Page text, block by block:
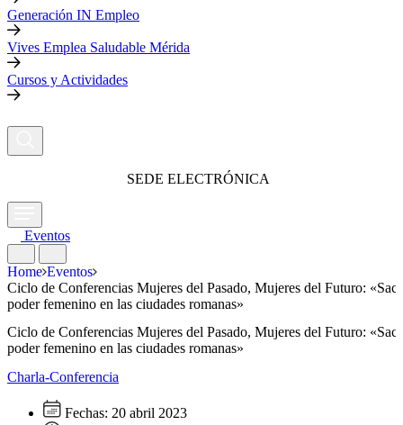
Generación IN Empleo
Vives Emplea Saludable Mérida
Cursos y Actividades
SEDE ELECTRÓNICA
Eventos
Home Eventos
Ciclo de Conferencias Mujeres del Pasado, Mujeres del Futuro:
poder femenino en las ciudades romanas»
Ciclo de Conferencias Mujeres del Pasado, Mujeres del Futuro:
poder femenino en las ciudades romanas»
Charla-Conferencia
Fechas: 20 abril 2023